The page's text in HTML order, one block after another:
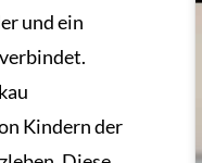
und ein
Kindern der